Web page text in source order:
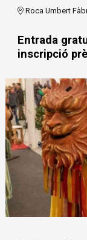
Roca Umbert
Entrada
inscripció